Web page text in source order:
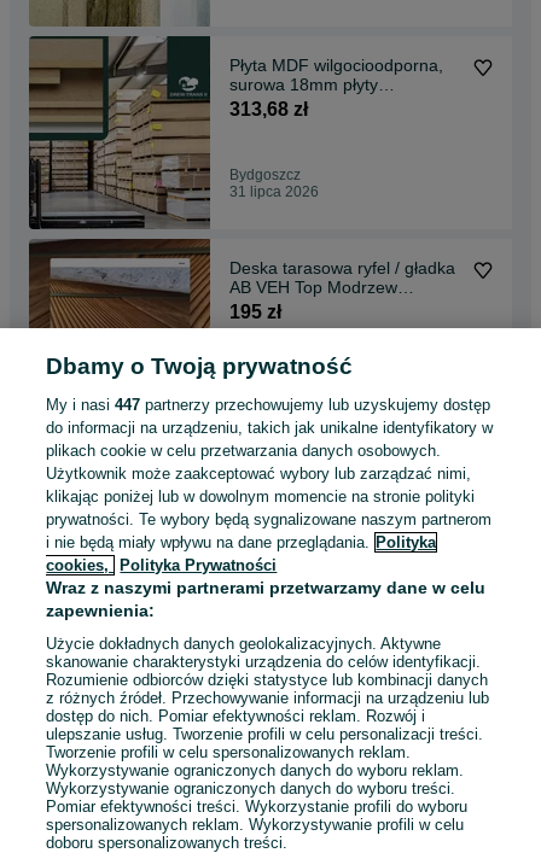
Płyta MDF wilgocioodporna,
surowa 18mm płyty
specjalistyczne MDF
313,68 zł
Bydgoszcz
31 lipca 2026
Deska tarasowa ryfel / gładka
AB VEH Top Modrzew
Kanadyjski 27x143mm
195 zł
Bytów
31 lipca 2026
Boazeria, świerk
skandynawski 14x121
SOFTLINE FAZA podbitka,
elewacje
41,45 zł
Bytów
31 lipca 2026
1 ... 20 ... 33
Dbamy o Twoją prywatność
My i nasi447 partnerzy przechowujemy lub uzyskujemy dostęp
do informacji na urządzeniu, takich jak unikalne identyfikatory w
plikach cookie w celu przetwarzania danych osobowych.
Użytkownik może zaakceptować wybory lub zarządzać nimi,
klikając poniżej lub w dowolnym momencie na stronie polityki
prywatności. Te wybory będą sygnalizowane naszym partnerom
i nie będą miały wpływu na dane przeglądania. Polityka
cookies,
Polityka Prywatności
Wraz z naszymi partnerami przetwarzamy dane w celu
zapewnienia:
Użycie dokładnych danych geolokalizacyjnych. Aktywne
skanowanie charakterystyki urządzenia do celów identyfikacji.
Rozumienie odbiorców dzięki statystyce lub kombinacji danych
z różnych źródeł. Przechowywanie informacji na urządzeniu lub
dostęp do nich. Pomiar efektywności reklam. Rozwój i
ulepszanie usług. Tworzenie profili w celu personalizacji treści.
Tworzenie profili w celu spersonalizowanych reklam.
Wykorzystywanie ograniczonych danych do wyboru reklam.
Wykorzystywanie ograniczonych danych do wyboru treści.
Pomiar efektywności treści. Wykorzystanie profili do wyboru
spersonalizowanych reklam. Wykorzystywanie profili w celu
doboru spersonalizowanych treści.